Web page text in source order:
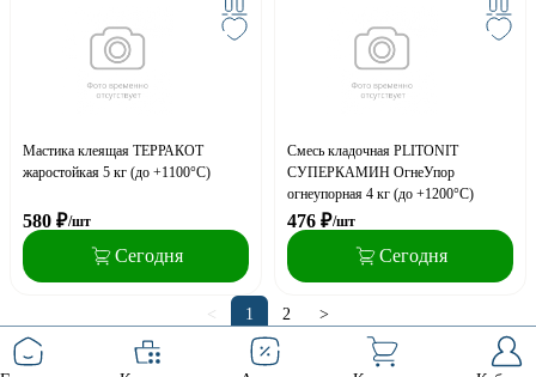
Мастика клеящая ТЕРРАКОТ
жаростойкая 5 кг (до +1100°С)
580 ₽/шт
Сегодня
Смесь кладочная PLITONIT
СУПЕРКАМИН ОгнеУпор
огнеупорная 4 кг (до +1200°С)
476 ₽/шт
Сегодня
< 1 2 >